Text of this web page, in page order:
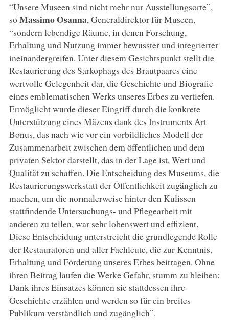
“Unsere Museen sind nicht mehr nur Ausstellungsorte”,
soMassimo Osanna, Generaldirektor für Museen,
“sondern lebendige Räume, in denen Forschung,
Erhaltung und Nutzung immer bewusster und integrierter
ineinandergreifen. Unter diesem Gesichtspunkt stellt die
Restaurierung des Sarkophags des Brautpaares eine
wertvolle Gelegenheit dar, die Geschichte und Biografie
eines emblematischen Werks unseres Erbes zu vertiefen.
Ermöglicht wurde dieser Eingriff durch die konkrete
Unterstützung eines Mäzens dank des Instruments Art
Bonus, das nach wie vor ein vorbildliches Modell der
Zusammenarbeit zwischen dem öffentlichen und dem
privaten Sektor darstellt, das in der Lage ist, Wert und
Qualität zu schaffen. Die Entscheidung des Museums, die
Restaurierungswerkstatt der Öffentlichkeit zugänglich zu
machen, um die normalerweise hinter den Kulissen
stattfindende Untersuchungs- und Pflegearbeit mit
anderen zu teilen, war sehr lobenswert und effizient.
Diese Entscheidung unterstreicht die grundlegende Rolle
der Restauratoren und aller Fachleute, die zur Kenntnis,
Erhaltung und Förderung unseres Erbes beitragen. Ohne
ihren Beitrag laufen die Werke Gefahr, stumm zu bleiben:
Dank ihres Einsatzes können sie stattdessen ihre
Geschichte erzählen und werden so für ein breites
Publikum verständlich und zugänglich”.